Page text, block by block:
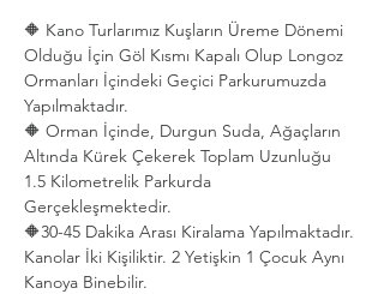
🔶 Kano Turlarımız Kuşların Üreme Dönemi
Olduğu İçin Göl Kısmı Kapalı Olup Longoz
Ormanları İçindeki Geçici Parkurumuzda
Yapılmaktadır.
🔶 Orman İçinde, Durgun Suda, Ağaçların
Altında Kürek Çekerek Toplam Uzunluğu
1.5 Kilometrelik Parkurda
Gerçekleşmektedir.
🔶30-45 Dakika Arası Kiralama Yapılmaktadır.
Kanolar İki Kişiliktir. 2 Yetişkin 1 Çocuk Aynı
Kanoya Binebilir.